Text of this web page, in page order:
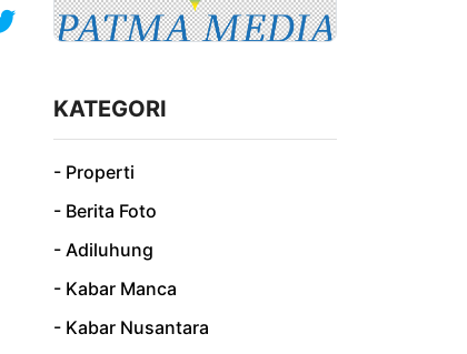
KATEGORI
- Properti
- Berita Foto
- Adiluhung
- Kabar Manca
- Kabar Nusantara